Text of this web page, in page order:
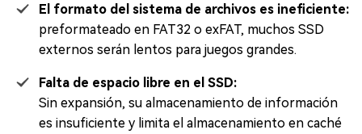
El formato del sistema de archivos es ineficiente:
preformateado en FAT32 o exFAT, muchos SSD
externos serán lentos para juegos grandes.
Falta de espacio libre en el SSD:
Sin expansión, su almacenamiento de información
es insuficiente y limita el almacenamiento en caché